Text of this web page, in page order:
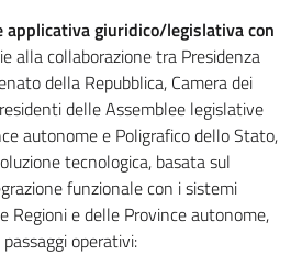
applicativa giuridico/legislativa con
alla collaborazione tra Presidenza
della Repubblica, Camera dei
delle Assemblee legislative
autonome e Poligrafico dello Stato,
tecnologica, basata sul
funzionale con i sistemi
Regioni e delle Province autonome,
operativi: